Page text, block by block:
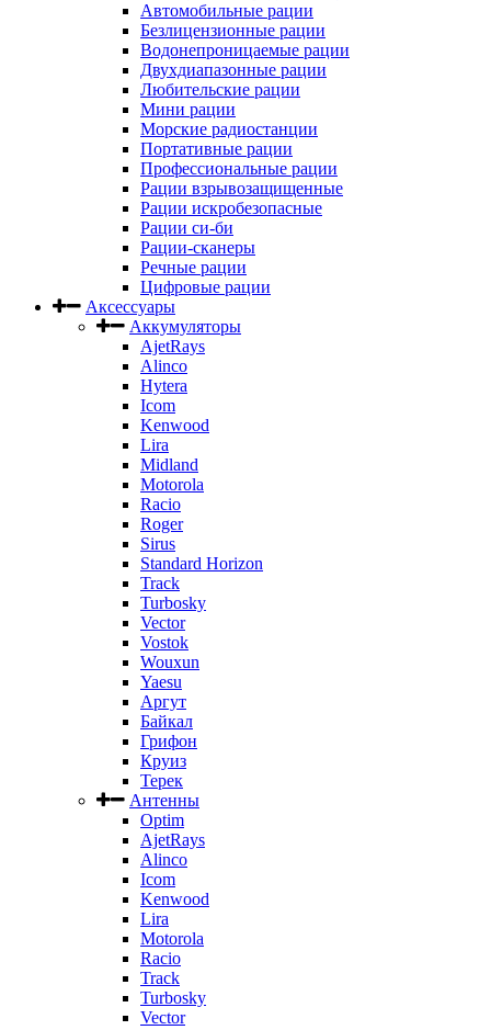
Автомобильные рации
Безлицензионные рации
Водонепроницаемые рации
Двухдиапазонные рации
Любительские рации
Мини рации
Морские радиостанции
Портативные рации
Профессиональные рации
Рации взрывозащищенные
Рации искробезопасные
Рации си-би
Рации-сканеры
Речные рации
Цифровые рации
Аксессуары
Аккумуляторы
AjetRays
Alinco
Hytera
Icom
Kenwood
Lira
Midland
Motorola
Racio
Roger
Sirus
Standard Horizon
Track
Turbosky
Vector
Vostok
Wouxun
Yaesu
Аргут
Байкал
Грифон
Круиз
Терек
Антенны
Optim
AjetRays
Alinco
Icom
Kenwood
Lira
Motorola
Racio
Track
Turbosky
Vector